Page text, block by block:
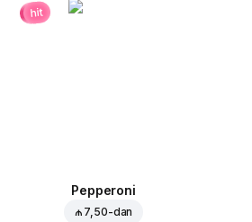
hit
Pepperoni
₼ 7,50-dan